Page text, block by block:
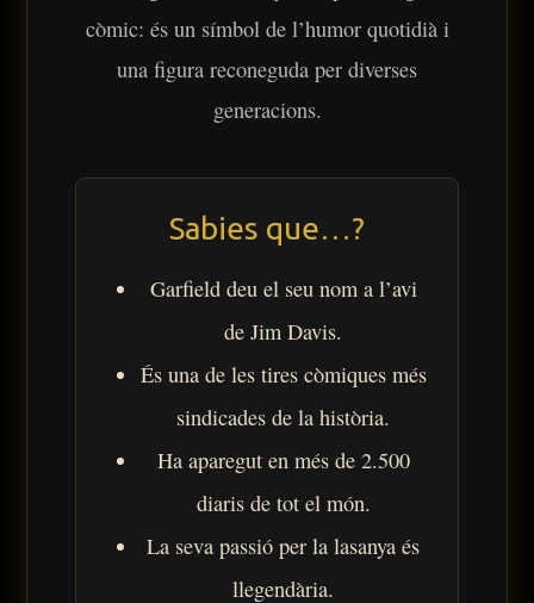
còmic: és un símbol de l’humor quotidià i
una figura reconeguda per diverses
generacions.
Sabies que…?
Garfield deu el seu nom a l’avi
de Jim Davis.
És una de les tires còmiques més
sindicades de la història.
Ha aparegut en més de 2.500
diaris de tot el món.
La seva passió per la lasanya és
llegendària.